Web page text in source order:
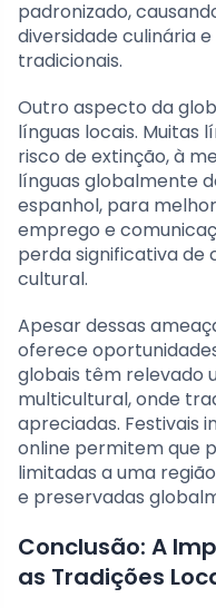
padronizado,
diversidade culinária
tradicionais.
Outro aspecto da
línguas locais. Muitas
risco de extinção, à
línguas globalmente
espanhol, para
emprego e
perda significativa de
cultural.
Apesar dessas
oferece
globais têm relevado
multicultural, onde
apreciadas. Festivais
online permitem que
limitadas a uma
e preservadas
Conclusão: A
as Tradições